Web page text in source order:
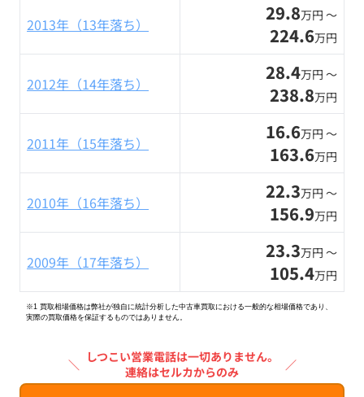
2013年（13年落ち） 29.8万円 〜
224.6万円
2012年（14年落ち） 28.4万円 〜
238.8万円
2011年（15年落ち） 16.6万円 〜
163.6万円
2010年（16年落ち） 22.3万円 〜
156.9万円
2009年（17年落ち） 23.3万円 〜
105.4万円
※1 買取相場価格は弊社が独自に統計分析した中古車買取における一般的な相場価格であり、
実際の買取価格を保証するものではありません。
＼ しつこい営業電話は一切ありません。
連絡はセルカからのみ
／